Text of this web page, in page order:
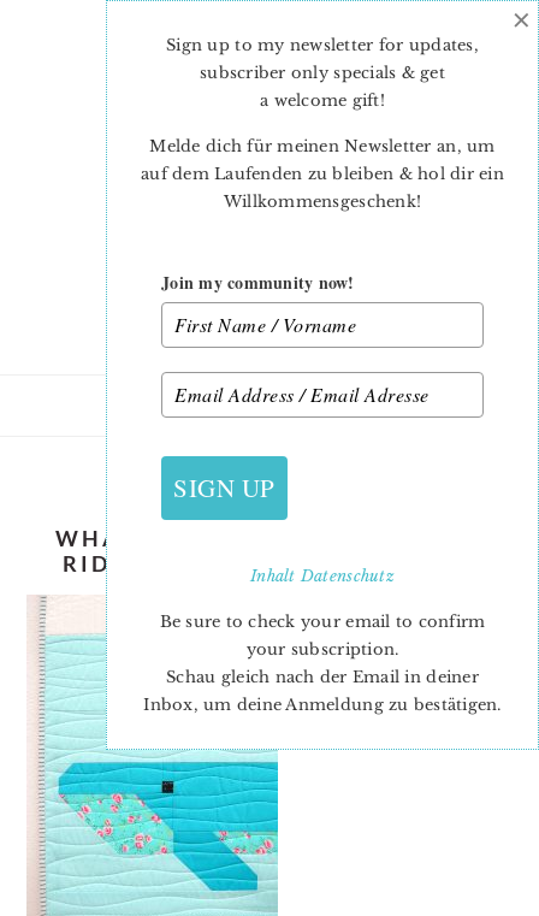
WHALE QUILT-PATTERN-NADRA-
RIDGEWAY-ELLIS-AND-HIGGS-3
Sign up to my newsletter for updates,
subscriber only specials & get
a welcome gift!
Melde dich für meinen Newsletter an, um
auf dem Laufenden zu bleiben & hol dir ein
Willkommensgeschenk!
Join my community now!
SIGN UP
InhaltDatenschutz
Be sure to check your email to confirm
your subscription.
Schau gleich nach der Email in deiner
Inbox, um deine Anmeldung zu bestätigen.
×